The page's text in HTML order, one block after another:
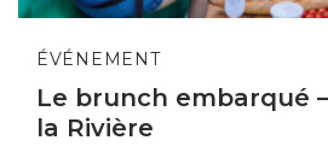
ÉVÉNEMENT
Le brunch embarqué
la Rivière